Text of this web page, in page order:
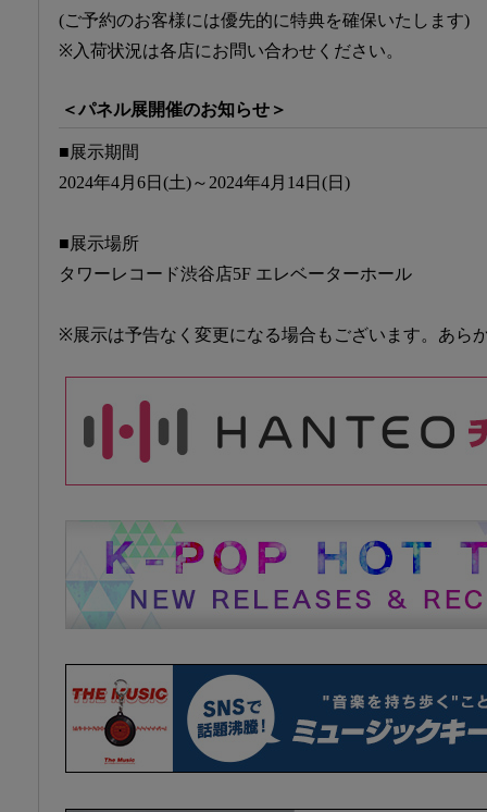
(ご予約のお客様には優先的に特典を確保いたします)
※入荷状況は各店にお問い合わせください。
＜パネル展開催のお知らせ＞
■展示期間
2024年4月6日(土)～2024年4月14日(日)
■展示場所
タワーレコード渋谷店5F エレベーターホール
※展示は予告なく変更になる場合もございます。あら